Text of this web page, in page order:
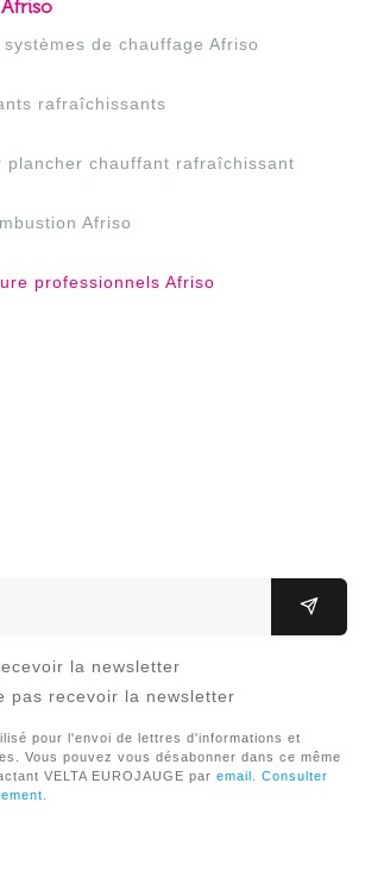
de chauffage Afriso
rafraîchissants
plancher chauffant rafraîchissant
Afriso
professionnels Afriso
la newsletter
pas recevoir la newsletter
pour l'envoi de lettres d'informations et
Vous pouvez vous désabonner dans ce même
VELTA EUROJAUGE par email . Consulter